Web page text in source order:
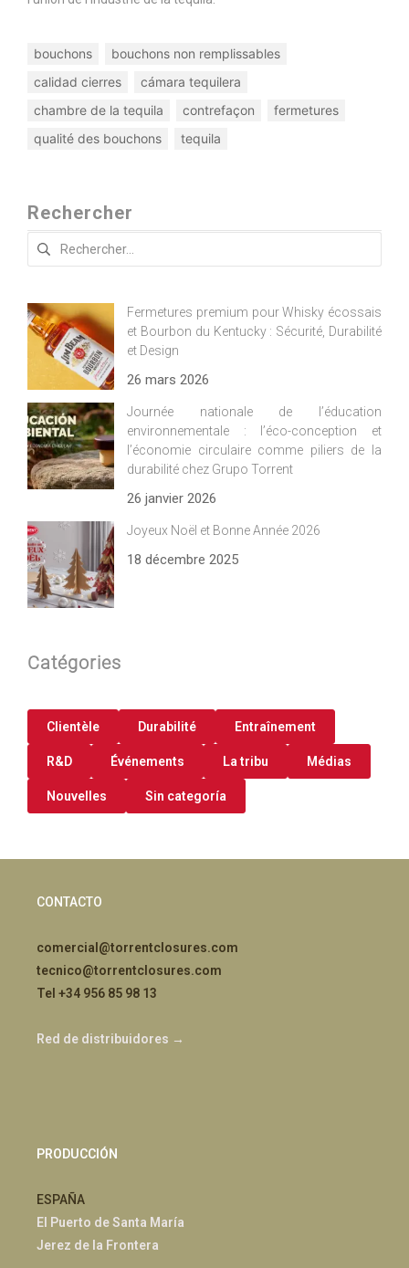
bouchons
bouchons non remplissables
calidad cierres
cámara tequilera
chambre de la tequila
contrefaçon
fermetures
qualité des bouchons
tequila
Rechercher
Rechercher :
Fermetures premium pour Whisky écossais
et Bourbon du Kentucky : Sécurité, Durabilité
et Design
26 mars 2026
Journée nationale de l’éducation
environnementale : l’éco-conception et
l’économie circulaire comme piliers de la
durabilité chez Grupo Torrent
26 janvier 2026
Joyeux Noël et Bonne Année 2026
18 décembre 2025
Catégories
Clientèle Durabilité Entraînement
R&D Événements La tribu Médias
Nouvelles Sin categoría
CONTACTO
comercial@torrentclosures.com
tecnico@torrentclosures.com
Tel +34 956 85 98 13
Red de distribuidores →
PRODUCCIÓN
ESPAÑA
El Puerto de Santa María
Jerez de la Frontera